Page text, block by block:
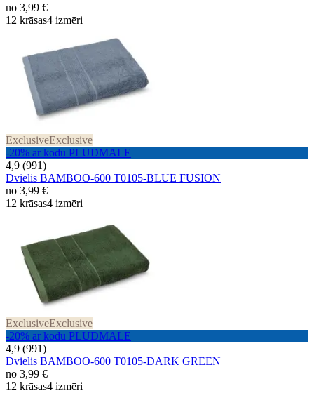
no 3,99 €
12 krāsas4 izmēri
ExclusiveExclusive
-20% ar kodu PLUDMALE
4,9 (991)
Dvielis BAMBOO-600 T0105-BLUE FUSION
no 3,99 €
12 krāsas4 izmēri
ExclusiveExclusive
-20% ar kodu PLUDMALE
4,9 (991)
Dvielis BAMBOO-600 T0105-DARK GREEN
no 3,99 €
12 krāsas4 izmēri